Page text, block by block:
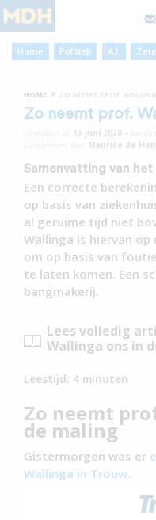
Home Politiek A.I.
HOME »
Zo neemt prof.
13 juni 2020
Maurice de
Samenvatting van het
Een correcte
op basis van
al geruime tijd niet
Wallinga is hiervan
om op basis van
te laten komen. Een
bangmakerij.
Lees volledig
Wallinga ons in
Leestijd: 4 minuten
Zo neemt
de maling
Gistermorgen was er
Wallinga in Trouw.